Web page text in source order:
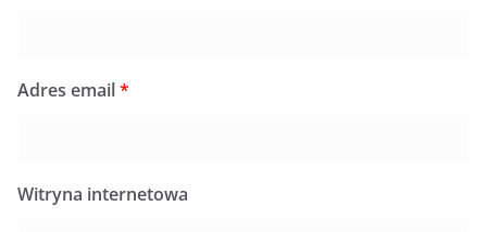
Adres email*
Witryna internetowa